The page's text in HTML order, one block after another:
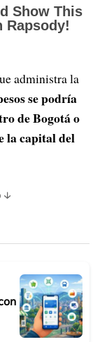
administra la
se podría
de Bogotá o
la capital del